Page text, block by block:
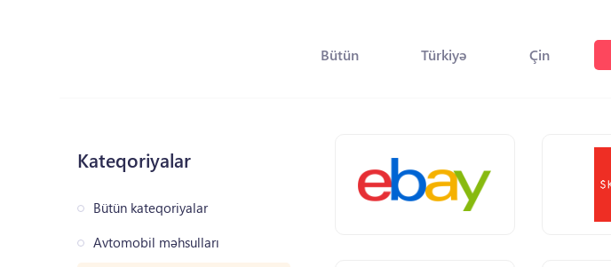
Bütün Türkiyə Çin
Kateqoriyalar
Bütün kateqoriyalar
Avtomobil məhsulları